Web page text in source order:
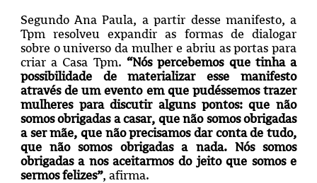
Segundo Ana Paula, a partir desse manifesto, a
Tpm resolveu expandir as formas de dialogar
sobre o universo da mulher e abriu as portas para
criar a Casa Tpm. “Nós percebemos que tinha a
possibilidade de materializar esse manifesto
através de um evento em que pudéssemos trazer
mulheres para discutir alguns pontos: que não
somos obrigadas a casar, que não somos obrigadas
a ser mãe, que não precisamos dar conta de tudo,
que não somos obrigadas a nada. Nós somos
obrigadas a nos aceitarmos do jeito que somos e
sermos felizes”, afirma.